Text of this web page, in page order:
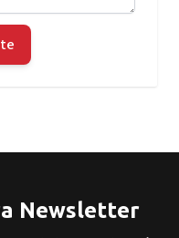
Newsletter